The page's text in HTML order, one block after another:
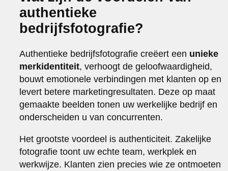
authentieke
bedrijfsfotografie?
Authentieke bedrijfsfotografie creëert een unieke
merkidentiteit, verhoogt de geloofwaardigheid,
bouwt emotionele verbindingen met klanten op en
levert betere marketingresultaten. Deze op maat
gemaakte beelden tonen uw werkelijke bedrijf en
onderscheiden u van concurrenten.
Het grootste voordeel is authenticiteit. Zakelijke
fotografie toont uw echte team, werkplek en
werkwijze. Klanten zien precies wie ze ontmoeten